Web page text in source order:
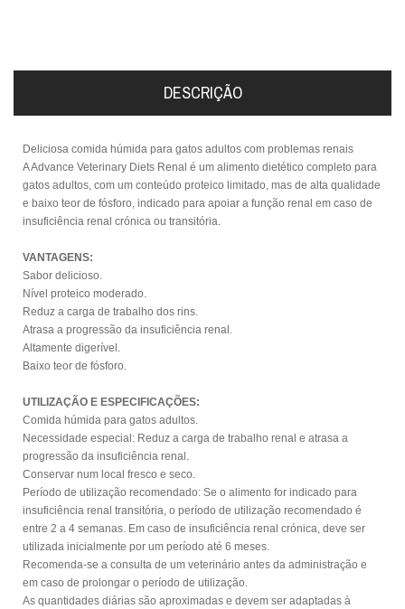
DESCRIÇÃO
Deliciosa comida húmida para gatos adultos com problemas renais
A Advance Veterinary Diets Renal é um alimento dietético completo para
gatos adultos, com um conteúdo proteico limitado, mas de alta qualidade
e baixo teor de fósforo, indicado para apoiar a função renal em caso de
insuficiência renal crónica ou transitória.
VANTAGENS:
Sabor delicioso.
Nível proteico moderado.
Reduz a carga de trabalho dos rins.
Atrasa a progressão da insuficiência renal.
Altamente digerível.
Baixo teor de fósforo.
UTILIZAÇÃO E ESPECIFICAÇÕES:
Comida húmida para gatos adultos.
Necessidade especial: Reduz a carga de trabalho renal e atrasa a
progressão da insuficiência renal.
Conservar num local fresco e seco.
Período de utilização recomendado: Se o alimento for indicado para
insuficiência renal transitória, o período de utilização recomendado é
entre 2 a 4 semanas. Em caso de insuficiência renal crónica, deve ser
utilizada inicialmente por um período até 6 meses.
Recomenda-se a consulta de um veterinário antes da administração e
em caso de prolongar o período de utilização.
As quantidades diárias são aproximadas e devem ser adaptadas à